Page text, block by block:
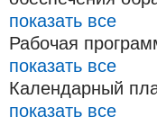
показать все
Рабочая
показать все
Календарный
показать все